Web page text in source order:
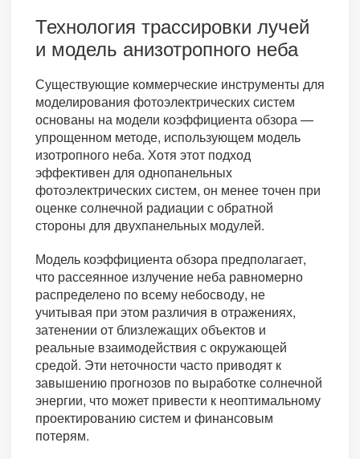
Технология трассировки лучей
и модель анизотропного неба
Существующие коммерческие инструменты для
моделирования фотоэлектрических систем
основаны на модели коэффициента обзора —
упрощенном методе, использующем модель
изотропного неба. Хотя этот подход
эффективен для однопанельных
фотоэлектрических систем, он менее точен при
оценке солнечной радиации с обратной
стороны для двухпанельных модулей.
Модель коэффициента обзора предполагает,
что рассеянное излучение неба равномерно
распределено по всему небосводу, не
учитывая при этом различия в отражениях,
затенении от близлежащих объектов и
реальные взаимодействия с окружающей
средой. Эти неточности часто приводят к
завышению прогнозов по выработке солнечной
энергии, что может привести к неоптимальному
проектированию систем и финансовым
потерям.